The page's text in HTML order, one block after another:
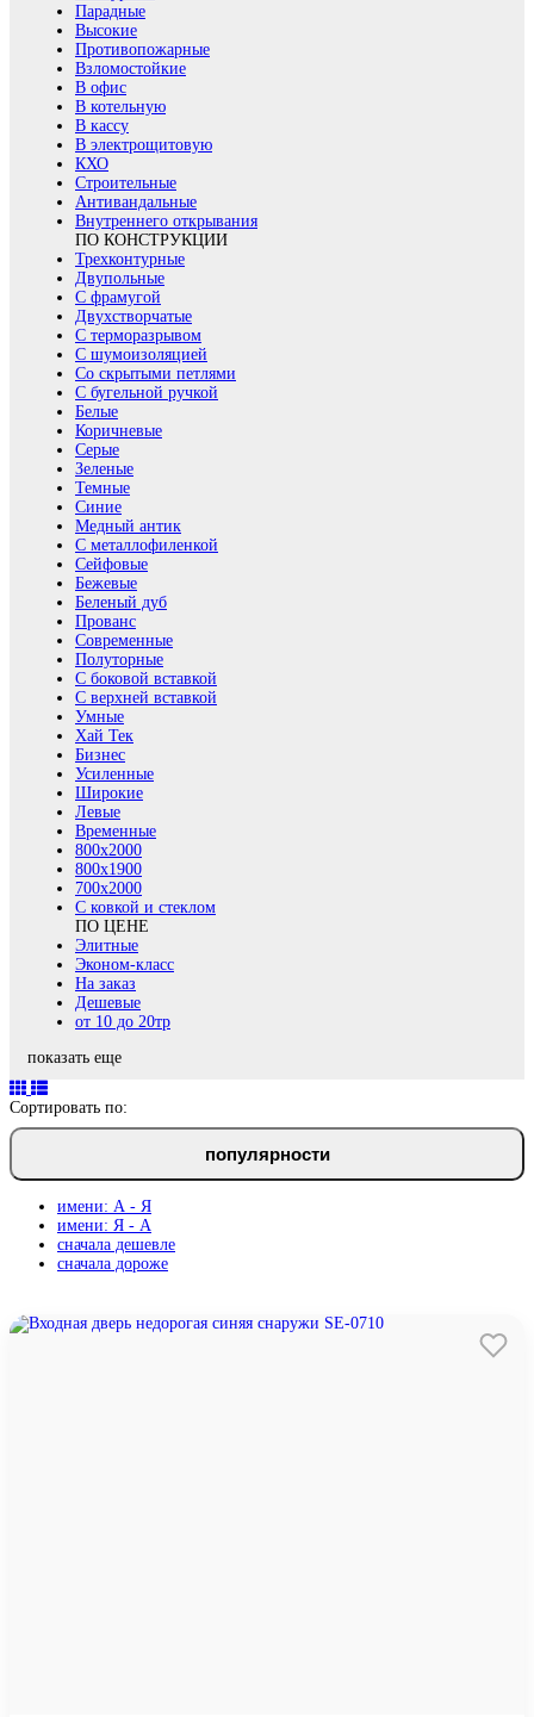
Парадные
Высокие
Противопожарные
Взломостойкие
В офис
В котельную
В кассу
В электрощитовую
КХО
Строительные
Антивандальные
Внутреннего открывания
ПО КОНСТРУКЦИИ
Трехконтурные
Двупольные
С фрамугой
Двухстворчатые
С терморазрывом
С шумоизоляцией
Со скрытыми петлями
С бугельной ручкой
Белые
Коричневые
Серые
Зеленые
Темные
Синие
Медный антик
С металлофиленкой
Сейфовые
Бежевые
Беленый дуб
Прованс
Современные
Полуторные
С боковой вставкой
С верхней вставкой
Умные
Хай Тек
Бизнес
Усиленные
Широкие
Левые
Временные
800х2000
800x1900
700x2000
С ковкой и стеклом
ПО ЦЕНЕ
Элитные
Эконом-класс
На заказ
Дешевые
от 10 до 20тр
показать еще
Сортировать по:
популярности
имени: А - Я
имени: Я - А
сначала дешевле
сначала дороже